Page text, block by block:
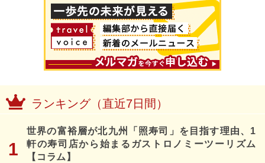
ランキング（直近7日間）
世界の富裕層が北九州「照寿司」を目指す理由、1
軒の寿司店から始まるガストロノミーツーリズム
【コラム】